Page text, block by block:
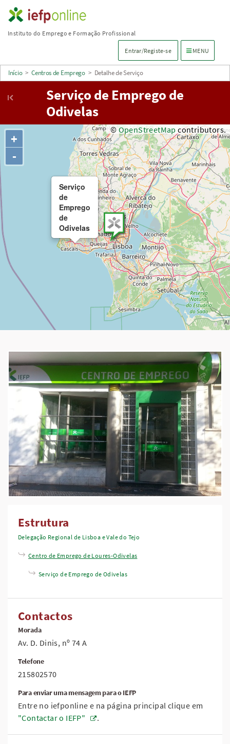
Saltar
para
principal
Instituto do Emprego e Formação Profissional
Entrar/Registe-se Menu de
MENU
Início > Centros de Emprego > Detalhe de Serviço
Serviço de Emprego de
Odivelas
Serviço
de
Emprego
de
Odivelas
+
-
© OpenStreetMap contributors.
Estrutura
Delegação Regional de Lisboa e Vale do Tejo
Centro de Emprego de Loures-Odivelas
Serviço de Emprego de Odivelas
Contactos
Morada
Av. D. Dinis, nº 74 A
Telefone
215802570
Para enviar uma mensagem para o IEFP
Entre no iefponline e na página principal clique em
"Contactar o IEFP"
.